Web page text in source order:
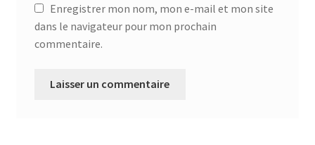
Enregistrer mon nom, mon e-mail et mon site
dans le navigateur pour mon prochain
commentaire.